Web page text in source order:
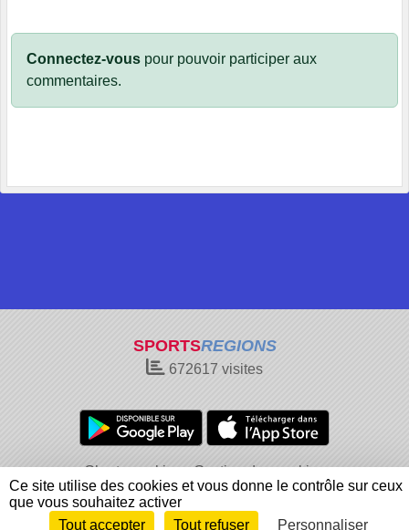
Connectez-vous pour pouvoir participer aux
commentaires.
SPORTSREGIONS
672617 visites
Charte cookies
Gestion des cookies
Informations légales
Signaler un contenu inapproprié
Envie de participer ? Connexion
Ce site utilise des cookies et vous donne le contrôle sur ceux
que vous souhaitez activer
Tout accepter
Tout refuser Personnaliser